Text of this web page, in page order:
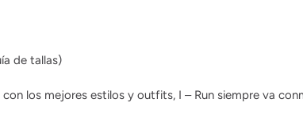
de tallas)
los mejores estilos y outfits, I – Run siempre va